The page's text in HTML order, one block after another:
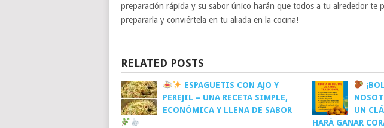
preparación rápida y su sabor único harán que todos a tu alrededor te
prepararla y conviértela en tu aliada en la cocina!
RELATED POSTS
ESPAGUETIS CON AJO Y
PEREJIL – UNA RECETA SIMPLE,
ECONÓMICA Y LLENA DE SABOR
UN
HARÁ GANAR